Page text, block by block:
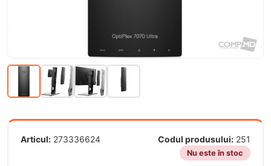
Articul: 273336624 Codul produsului: 251
Nu este în stoc